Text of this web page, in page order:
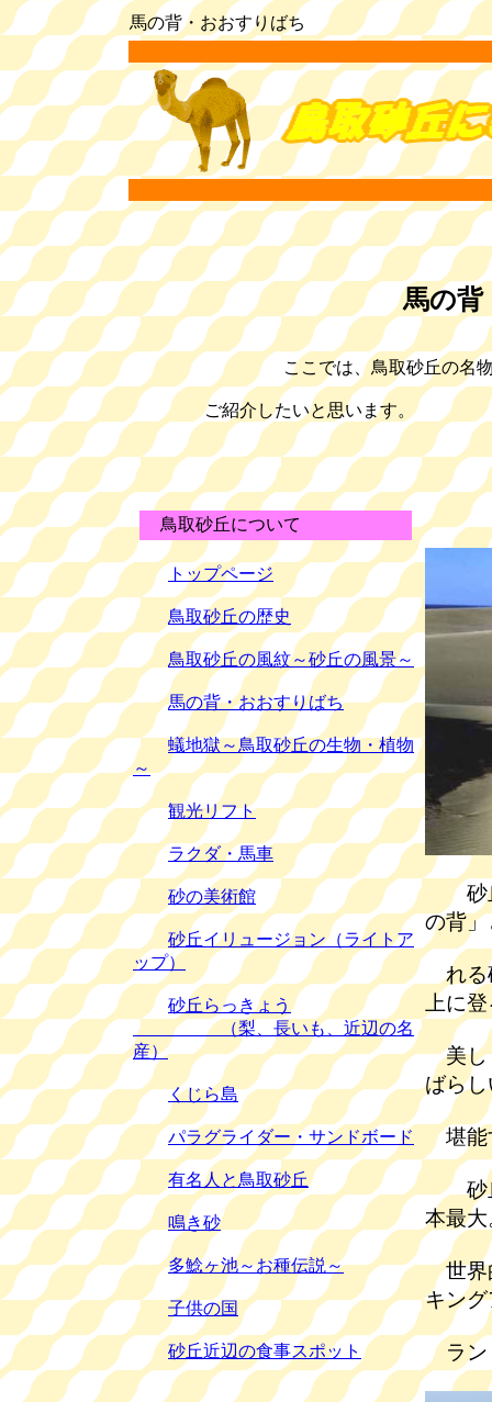
馬の背・おおすりばち
馬の背
ここでは、鳥取砂丘の名物
ご紹介し
砂丘
の背
れる
上に
美し
ばら
堪能
砂丘
本最大
世界
キン
ラン
鳥取砂丘について
トップページ
鳥取砂丘の歴史
鳥取砂丘の風紋～砂丘の風景～
馬の背・おおすりばち
蟻地獄～鳥取砂丘の生物・植物
～
観光リフト
ラクダ・馬車
砂の美術館
砂丘イリュージョン（ライトア
ップ）
砂丘らっきょう
（梨、長いも、近辺の名
産）
くじら島
パラグライダー・サンドボード
有名人と鳥取砂丘
鳴き砂
多鯰ヶ池～お種伝説～
子供の国
砂丘近辺の食事スポット